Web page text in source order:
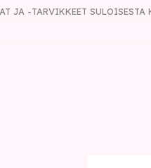
JA -TARVIKKEET